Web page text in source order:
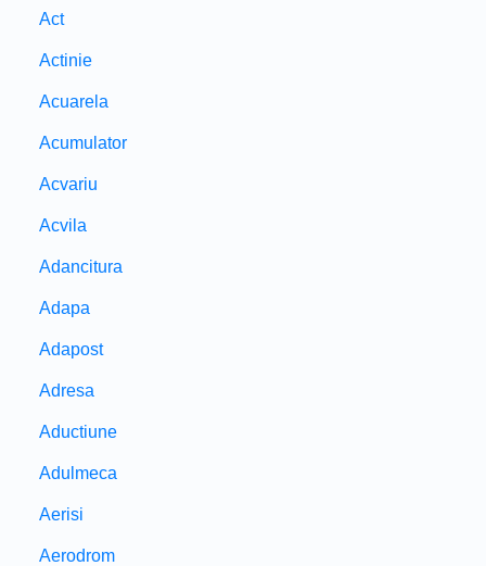
Act
Actinie
Acuarela
Acumulator
Acvariu
Acvila
Adancitura
Adapa
Adapost
Adresa
Aductiune
Adulmeca
Aerisi
Aerodrom